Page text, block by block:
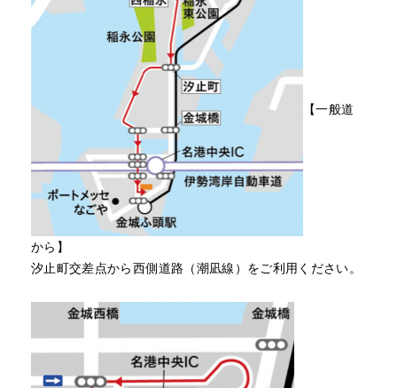
【一般道
から】
汐止町交差点から西側道路（潮凪線）をご利用ください。